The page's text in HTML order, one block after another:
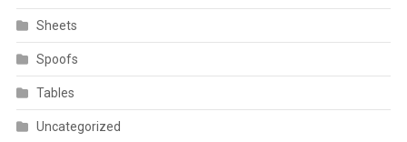
Sheets
Spoofs
Tables
Uncategorized